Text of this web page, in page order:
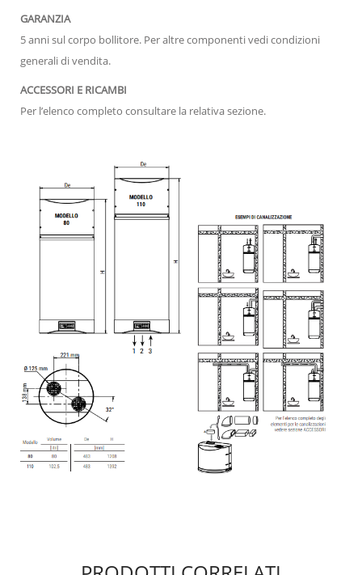
GARANZIA
5 anni sul corpo bollitore. Per altre componenti vedi condizioni
generali di vendita.
ACCESSORI E RICAMBI
Per l’elenco completo consultare la relativa sezione.